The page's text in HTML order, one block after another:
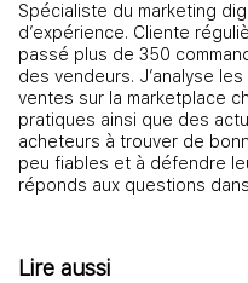
Spécialiste du marketing
d’expérience. Cliente
passé plus de 350
des vendeurs. J’analyse
ventes sur la marketplace
pratiques ainsi que des
acheteurs à trouver de
peu fiables et à défendre
réponds aux questions
Lire aussi